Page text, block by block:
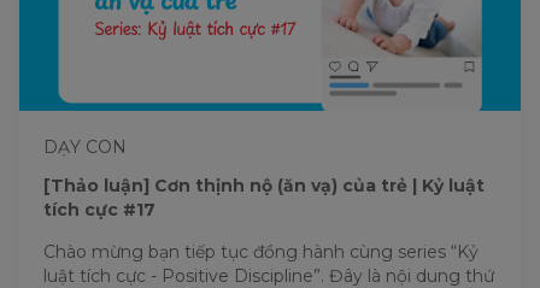
DẠY CON
[Thảo luận] Cơn thịnh nộ (ăn vạ) của trẻ | Kỷ luật
tích cực #17
Chào mừng bạn tiếp tục đồng hành cùng series “Kỷ
luật tích cực - Positive Discipline”. Đây là nội dung thứ